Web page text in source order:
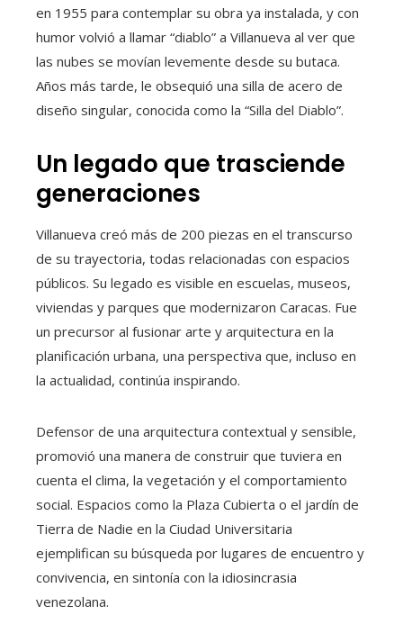
en 1955 para contemplar su obra ya instalada, y con
humor volvió a llamar “diablo” a Villanueva al ver que
las nubes se movían levemente desde su butaca.
Años más tarde, le obsequió una silla de acero de
diseño singular, conocida como la “Silla del Diablo”.
Un legado que trasciende
generaciones
Villanueva creó más de 200 piezas en el transcurso
de su trayectoria, todas relacionadas con espacios
públicos. Su legado es visible en escuelas, museos,
viviendas y parques que modernizaron Caracas. Fue
un precursor al fusionar arte y arquitectura en la
planificación urbana, una perspectiva que, incluso en
la actualidad, continúa inspirando.
Defensor de una arquitectura contextual y sensible,
promovió una manera de construir que tuviera en
cuenta el clima, la vegetación y el comportamiento
social. Espacios como la Plaza Cubierta o el jardín de
Tierra de Nadie en la Ciudad Universitaria
ejemplifican su búsqueda por lugares de encuentro y
convivencia, en sintonía con la idiosincrasia
venezolana.